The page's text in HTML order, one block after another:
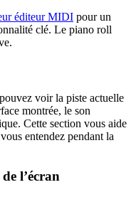
éditeur MIDI pour un
clé. Le piano roll
voir la piste actuelle
montrée, le son
Cette section vous aide
entendez pendant la
l’écran